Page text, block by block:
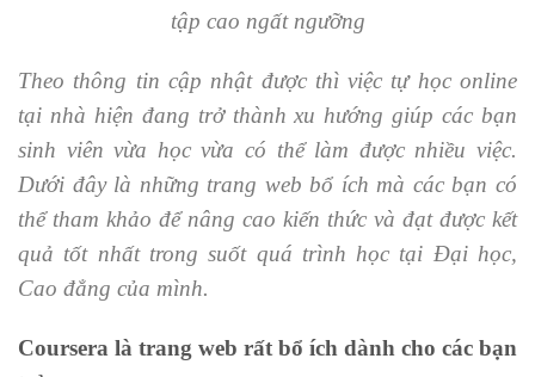
tập cao ngất ngưỡng
Theo thông tin cập nhật được thì việc tự học online
tại nhà hiện đang trở thành xu hướng giúp các bạn
sinh viên vừa học vừa có thể làm được nhiều việc.
Dưới đây là những trang web bổ ích mà các bạn có
thể tham khảo để nâng cao kiến thức và đạt được kết
quả tốt nhất trong suốt quá trình học tại Đại học,
Cao đẳng của mình.
Coursera là trang web rất bổ ích dành cho các bạn